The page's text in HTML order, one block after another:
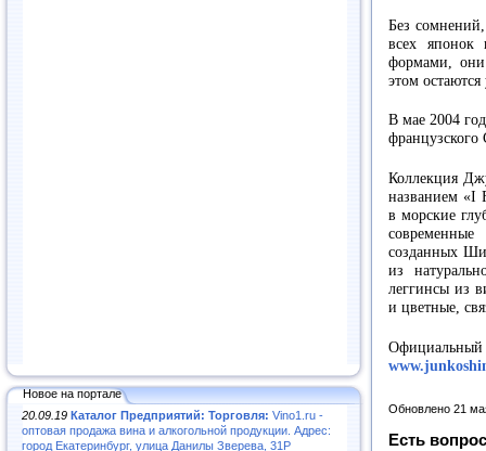
Новое на портале
20.09.19 Каталог Предприятий: Торговля: Vino1.ru -
оптовая продажа вина и алкогольной продукции. Адрес:
город Екатеринбург, улица Данилы Зверева, 31Р
Без
всех японок
формами, они
этом
В мае 2004
Коллекция
названием «I
в морские
созданных
из
леггинсы из
и цветные,
Обновлено 21
Есть